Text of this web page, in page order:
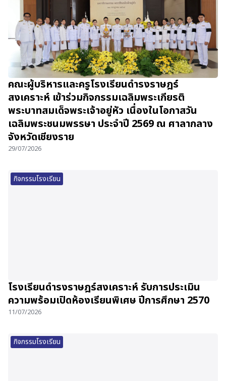
คณะผู้บริหารและครูโรงเรียนดำรงราษฎร์
สงเคราะห์ เข้าร่วมกิจกรรมเฉลิมพระเกียรติ
พระบาทสมเด็จพระเจ้าอยู่หัว เนื่องในโอกาสวัน
เฉลิมพระชนมพรรษา ประจำปี 2569 ณ ศาลากลาง
จังหวัดเชียงราย
29/07/2026
กิจกรรมโรงเรียน
โรงเรียนดำรงราษฎร์สงเคราะห์ รับการประเมิน
ความพร้อมเปิดห้องเรียนพิเศษ ปีการศึกษา 2570
11/07/2026
กิจกรรมโรงเรียน